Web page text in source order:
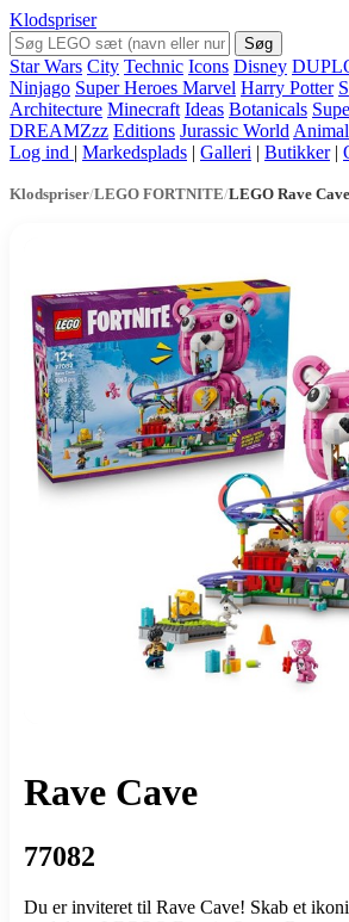
Klodspriser
Søg
Star Wars City Technic Icons Disney
Ninjago Super Heroes Marvel Harry Potter
Architecture Minecraft Ideas Botanicals
DREAMZzz Editions Jurassic World
Log ind | Markedsplads | Galleri | Butikker |
Klodspriser/LEGO FORTNITE/LEGO Rave
Rave Cave
77082
Du er inviteret til Rave Cave! Skab et